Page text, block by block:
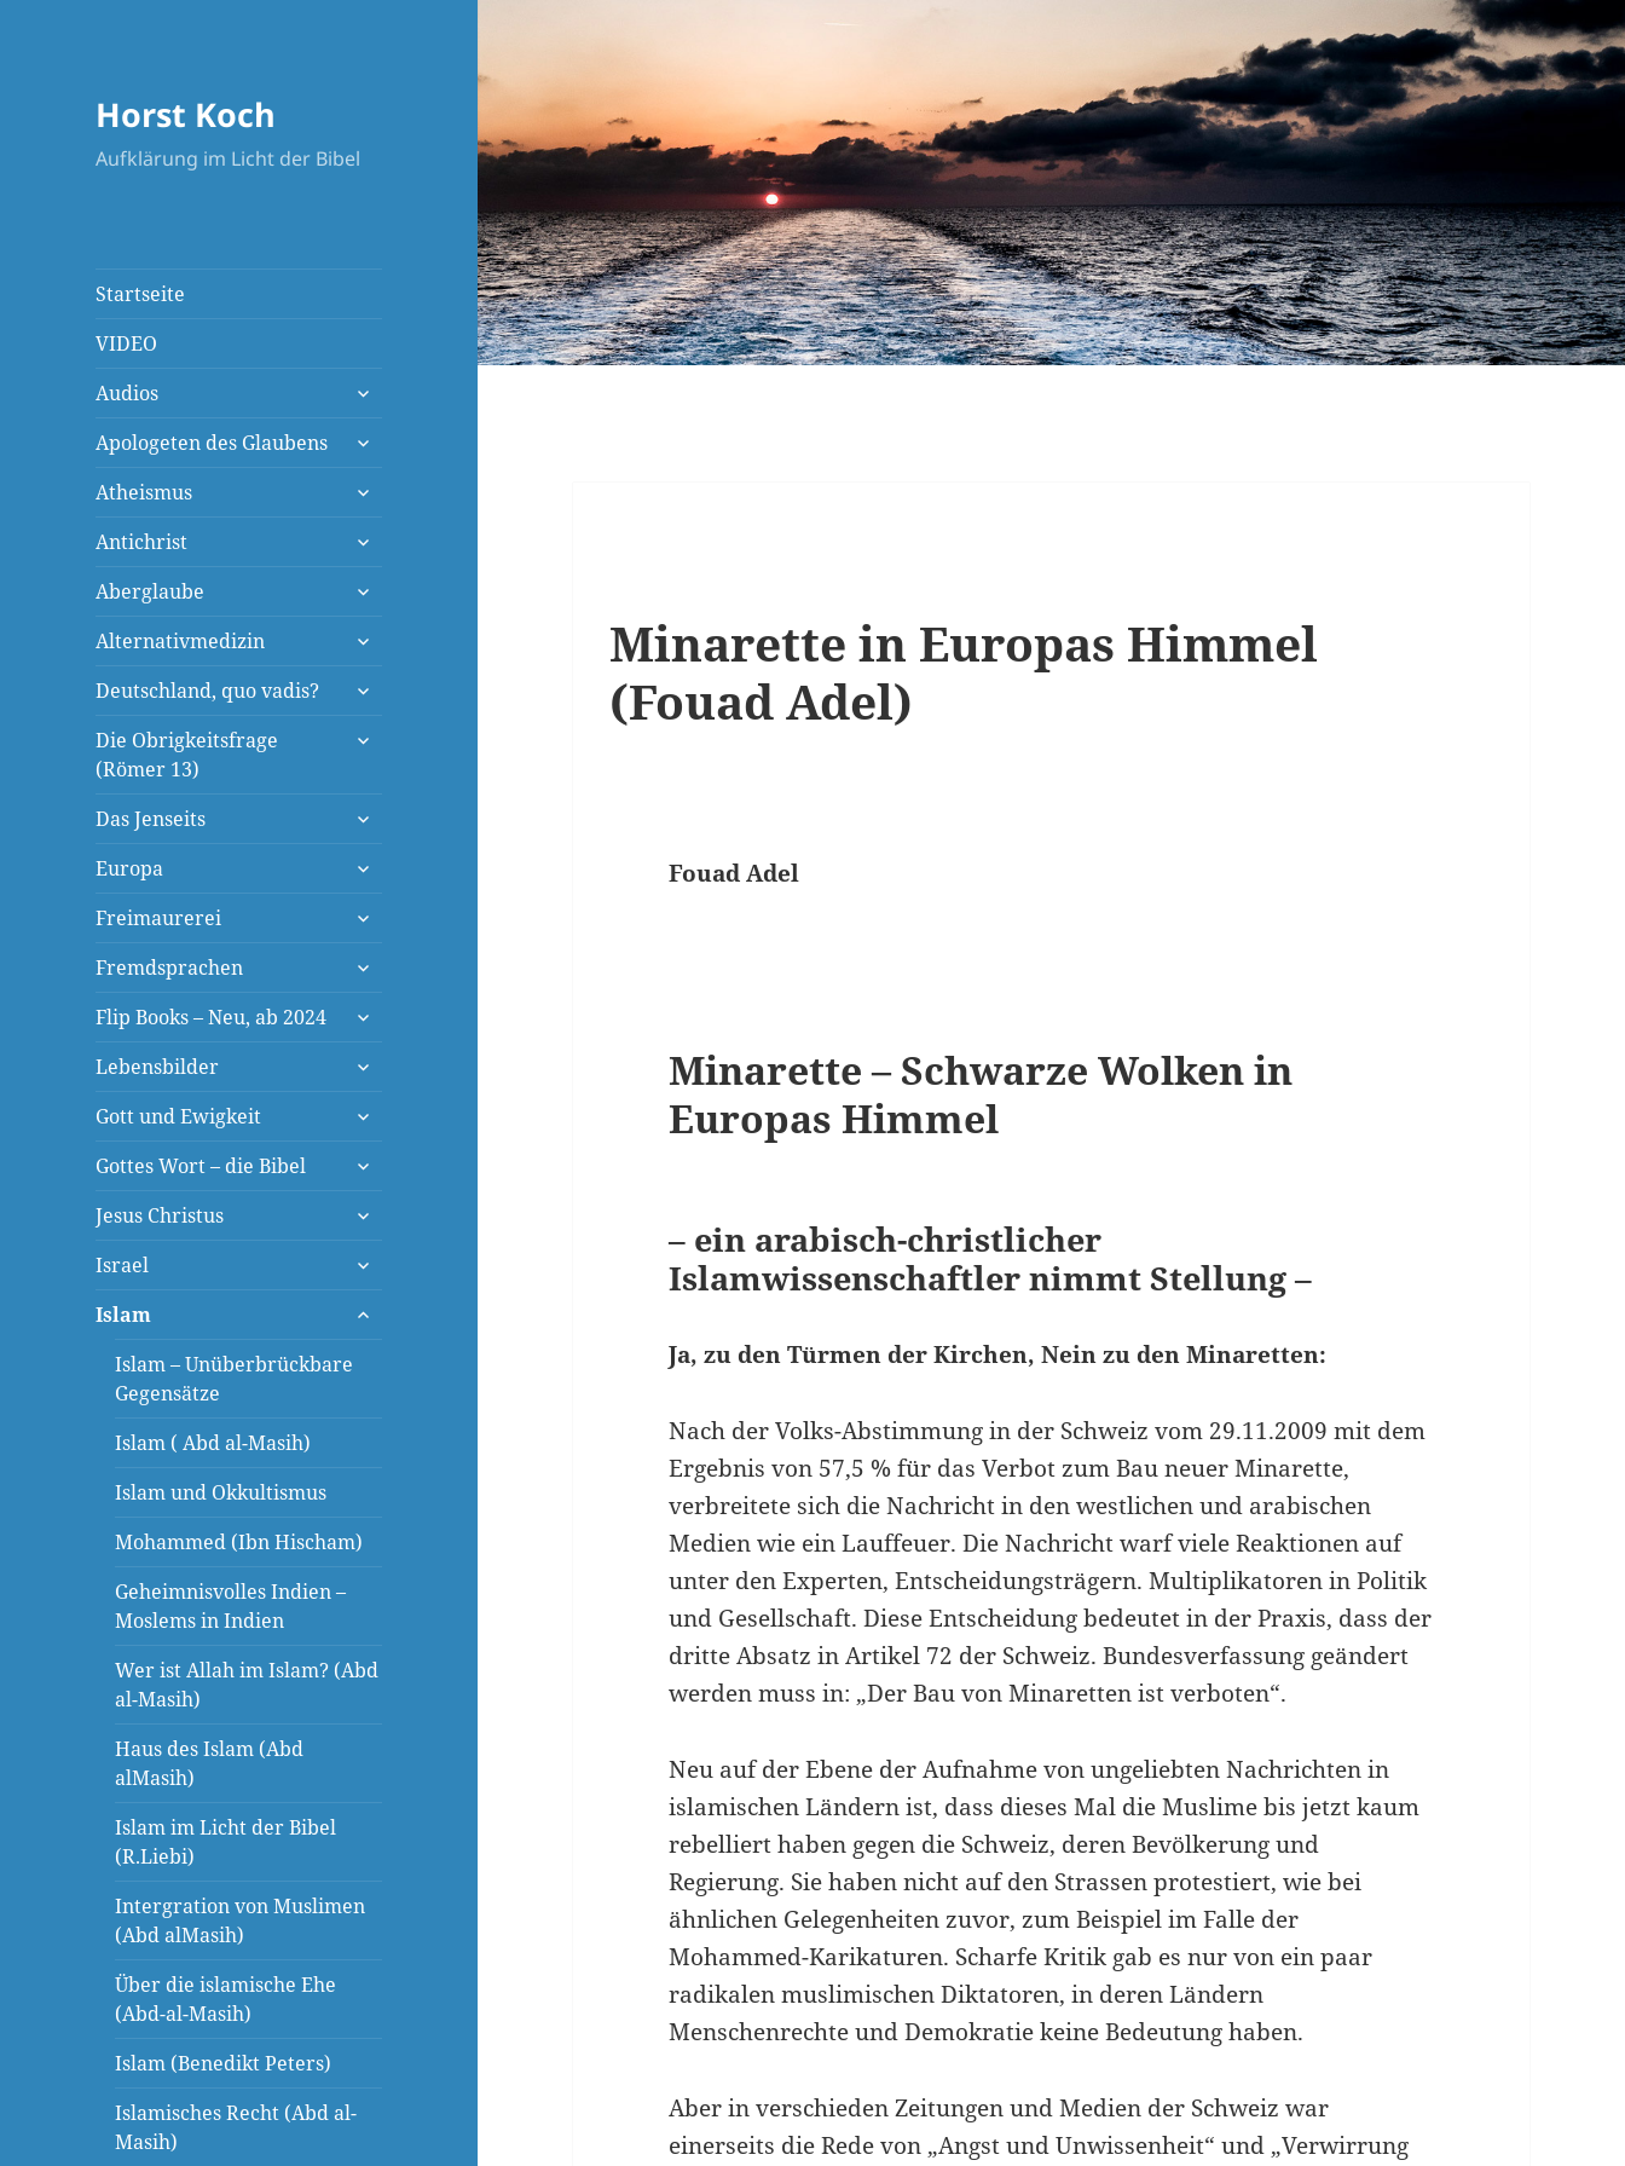
Horst Koch
Aufklärung im Licht der Bibel
Startseite
VIDEO
Audios
untermenü
Apologeten des Glaubens
untermenü
Atheismus
untermenü
Antichrist
untermenü
Aberglaube
untermenü
Alternativmedizin
untermenü
Deutschland, quo vadis?
untermenü
Die Obrigkeitsfrage
(Römer 13)
untermenü
Das Jenseits
untermenü
Europa
untermenü
Freimaurerei
untermenü
Fremdsprachen
untermenü
Flip Books – Neu, ab 2024
untermenü
Lebensbilder
untermenü
Gott und Ewigkeit
untermenü
Gottes Wort – die Bibel
untermenü
Jesus Christus
untermenü
Israel
untermenü
Islam
untermenü
Islam – Unüberbrückbare
Gegensätze
Islam ( Abd al-Masih)
Islam und Okkultismus
Mohammed (Ibn Hischam)
Geheimnisvolles Indien –
Moslems in Indien
Wer ist Allah im Islam? (Abd
al-Masih)
Haus des Islam (Abd
alMasih)
Islam im Licht der Bibel
(R.Liebi)
Intergration von Muslimen
(Abd alMasih)
Über die islamische Ehe
(Abd-al-Masih)
Islam (Benedikt Peters)
Islamisches Recht (Abd al-
Masih)
Minarette in Europas Himmel
(Fouad Adel)
Fouad Adel
Minarette – Schwarze Wolken in
Europas Himmel
– ein arabisch-christlicher
Islamwissenschaftler nimmt Stellung –
Ja, zu den Türmen der Kirchen, Nein zu den Minaretten:
Nach der Volks-Abstimmung in der Schweiz vom 29.11.2009 mit dem
Ergebnis von 57,5 % für das Verbot zum Bau neuer Minarette,
verbreitete sich die Nachricht in den westlichen und arabischen
Medien wie ein Lauffeuer. Die Nachricht warf viele Reaktionen auf
unter den Experten, Entscheidungsträgern. Multiplikatoren in Politik
und Gesellschaft. Diese Entscheidung bedeutet in der Praxis, dass der
dritte Absatz in Artikel 72 der Schweiz. Bundesverfassung geändert
werden muss in: „Der Bau von Minaretten ist verboten“.
Neu auf der Ebene der Aufnahme von ungeliebten Nachrichten in
islamischen Ländern ist, dass dieses Mal die Muslime bis jetzt kaum
rebelliert haben gegen die Schweiz, deren Bevölkerung und
Regierung. Sie haben nicht auf den Strassen protestiert, wie bei
ähnlichen Gelegenheiten zuvor, zum Beispiel im Falle der
Mohammed-Karikaturen. Scharfe Kritik gab es nur von ein paar
radikalen muslimischen Diktatoren, in deren Ländern
Menschenrechte und Demokratie keine Bedeutung haben.
Aber in verschieden Zeitungen und Medien der Schweiz war
einerseits die Rede von „Angst und Unwissenheit“ und „Verwirrung